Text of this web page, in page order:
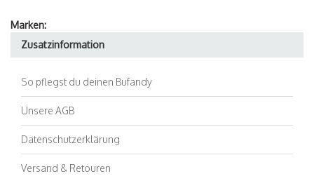
Marken:
Zusatzinformation
So pflegst du deinen Bufandy
Unsere AGB
Datenschutzerklärung
Versand & Retouren